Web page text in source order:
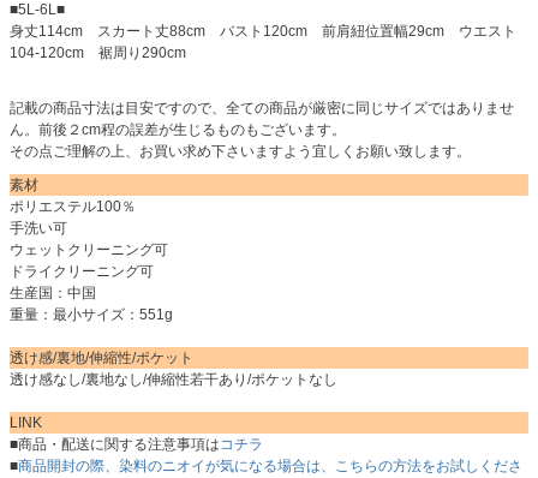
■5L-6L■
身丈114cm スカート丈88cm バスト120cm 前肩紐位置幅29cm ウエスト
104-120cm 裾周り290cm
記載の商品寸法は目安ですので、全ての商品が厳密に同じサイズではありませ
ん。前後２cm程の誤差が生じるものもございます。
その点ご理解の上、お買い求め下さいますよう宜しくお願い致します。
素材
ポリエステル100％
手洗い可
ウェットクリーニング可
ドライクリーニング可
生産国：中国
重量：最小サイズ：551g
透け感/裏地/伸縮性/ポケット
透け感なし/裏地なし/伸縮性若干あり/ポケットなし
LINK
■商品・配送に関する注意事項はコチラ
■商品開封の際、染料のニオイが気になる場合は、こちらの方法をお試しくださ